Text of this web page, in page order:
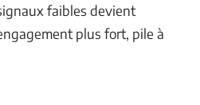
faibles devient
plus fort, pile à